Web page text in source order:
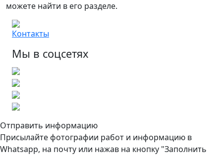
можете найти в его разделе.
Контакты
Мы в соцсетях
Отправить информацию
Присылайте фотографии работ и информацию в
Whatsapp, на почту или нажав на кнопку "Заполнить